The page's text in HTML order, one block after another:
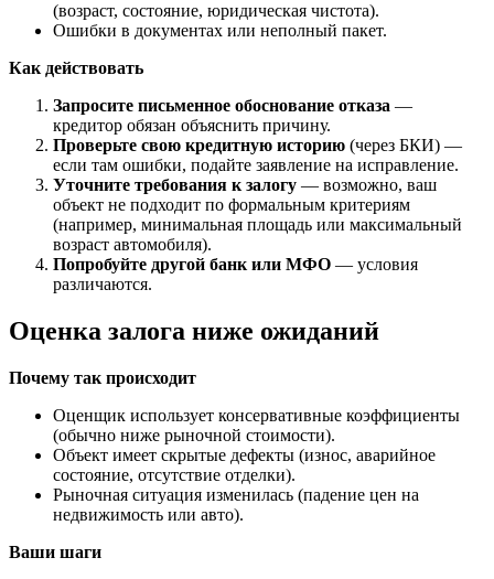
(возраст, состояние, юридическая чистота).
Ошибки в документах или неполный пакет.
Как действовать
Запросите письменное обоснование отказа —
кредитор обязан объяснить причину.
Проверьте свою кредитную историю (через БКИ) —
если там ошибки, подайте заявление на исправление.
Уточните требования к залогу — возможно, ваш
объект не подходит по формальным критериям
(например, минимальная площадь или максимальный
возраст автомобиля).
Попробуйте другой банк или МФО — условия
различаются.
Оценка залога ниже ожиданий
Почему так происходит
Оценщик использует консервативные коэффициенты
(обычно ниже рыночной стоимости).
Объект имеет скрытые дефекты (износ, аварийное
состояние, отсутствие отделки).
Рыночная ситуация изменилась (падение цен на
недвижимость или авто).
Ваши шаги